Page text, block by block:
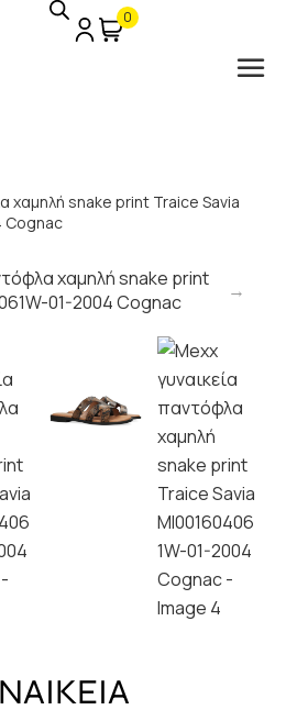
0
χαμηλή snake print Traice Savia
Cognac